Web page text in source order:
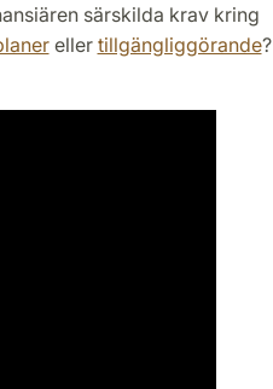
särskilda krav kring
eller tillgängliggörande?